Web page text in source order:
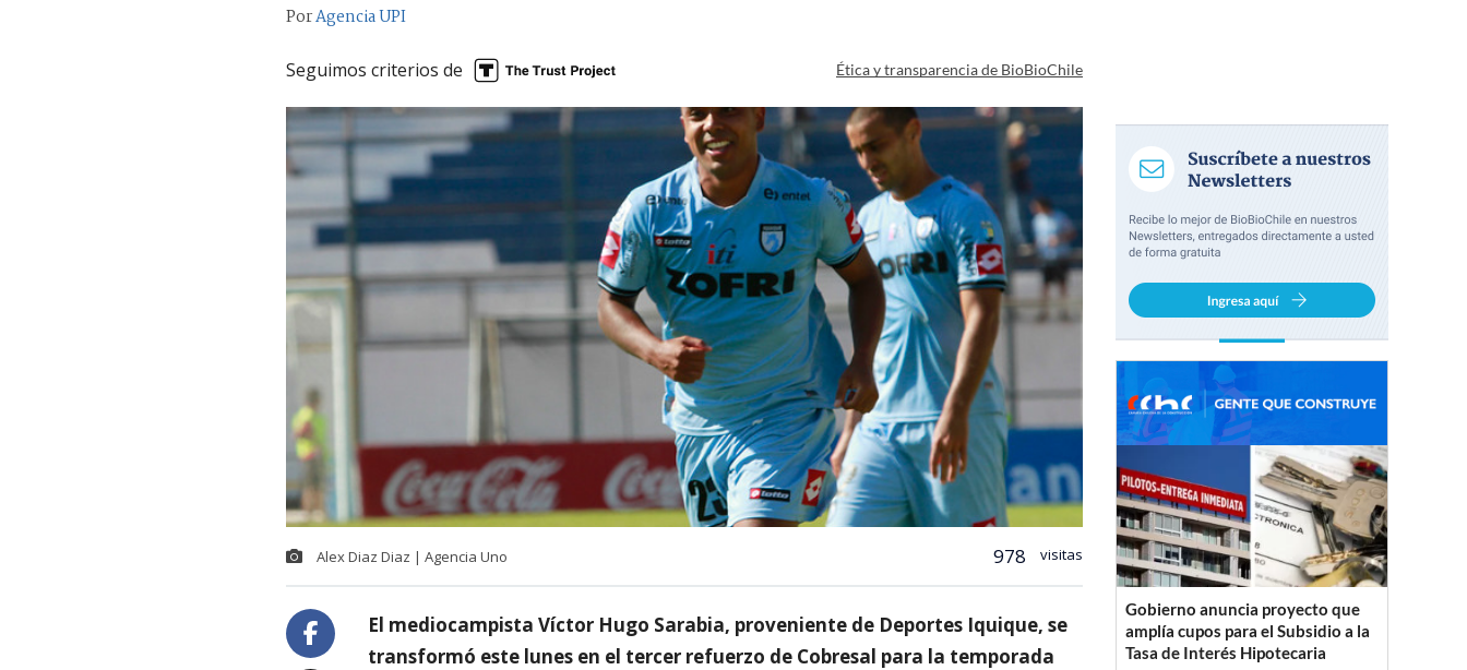
PorAgencia UPI
Seguimos criterios de Ética y transparencia de BioBioChile
Alex Diaz Diaz | Agencia Uno 978 visitas
El mediocampista Víctor Hugo Sarabia, proveniente de Deportes Iquique, se
transformó este lunes en el tercer refuerzo de Cobresal para la temporada
Gobierno anuncia proyecto que
amplía cupos para el Subsidio a la
Tasa de Interés Hipotecaria